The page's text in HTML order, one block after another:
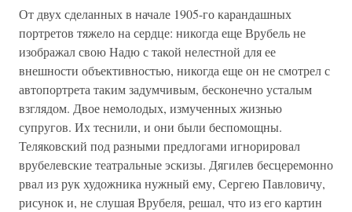
От двух сделанных в начале 1905-го карандашных
портретов тяжело на сердце: никогда еще Врубель не
изображал свою Надю с такой нелестной для ее
внешности объективностью, никогда еще он не смотрел с
автопортрета таким задумчивым, бесконечно усталым
взглядом. Двое немолодых, измученных жизнью
супругов. Их теснили, и они были беспомощны.
Теляковский под разными предлогами игнорировал
врубелевские театральные эскизы. Дягилев бесцеремонно
рвал из рук художника нужный ему, Сергею Павловичу,
рисунок и, не слушая Врубеля, решал, что из его картин